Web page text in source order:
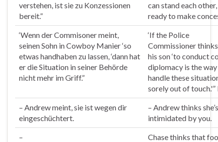
verstehen, ist sie zu Konzessionen
bereit.”
can stand each other,
ready to make
‘Wenn der Commisonermeint,
seinen Sohn in Cowboy Manier ‘so
etwas handhaben zu lassen, ‘dann hat
er die Situation in seiner Behörde
nicht mehr im Griff.”
‘If the Police
Commissionerthinks
his son ‘to conduct
diplomacy is the way
handle these
sorely out of
– Andrewmeint, sie ist wegen dir
eingeschüchtert.
– Andrewthinks she’s
intimidated by you.
–
Chasethinks that